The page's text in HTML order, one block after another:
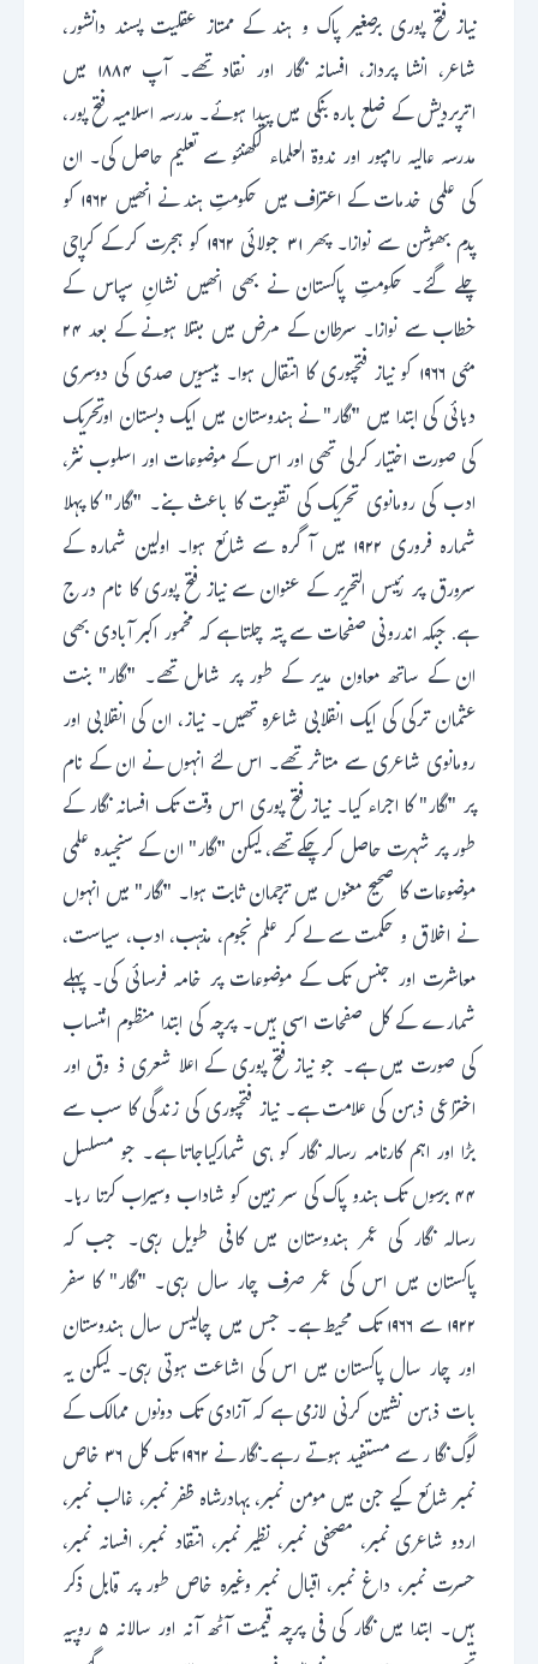
نیاز فتح پوری برصغیر پاک و ہند کے ممتاز عقلیت پسند دانشور،
شاعر، انشا پرداز، افسانہ نگار اور نقاد تھے۔ آپ ۱۸۸۴ میں
اترپردیش کے ضلع بارہ بنکی میں پیدا ہوئے۔ مدرسہ اسلامیہ فتح پور،
مدرسہ عالیہ رامپور اور ندوۃ العلماء لکھنئو سے تعلیم حاصل کی۔ ان
کی علمی خدمات کے اعتراف میں حکومتِ ہند نے انھیں ۱۹۶۲ کو
پدم بھوشن سے نوازا۔ پھر ۳۱ جولائی ۱۹۶۲ کو ہجرت کرکے کراچی
چلے گئے۔ حکومتِ پاکستان نے بھی انھیں نشانِ سپاس کے
خطاب سے نوازا۔ سرطان کے مرض میں مبتلا ہونے کے بعد ۲۴
مئی ۱۹۶۶ کو نیاز فتحپوری کا انتقال ہوا۔ بیسویں صدی کی دوسری
دہائی کی ابتدا میں "نگار" نے ہندوستان میں ایک دبستان اورتحریک
کی صورت اختیار کرلی تھی اور اس کے موضوعات اور اسلوب نثر،
ادب کی رومانوی تحریک کی تقویت کا باعث بنے۔ "نگار" کا پہلا
شمارہ فروری ۱۹۲۲ میں آگرہ سے شائع ہوا۔ اولین شمارہ کے
سرورق پر رئیس التحریر کے عنوان سے نیاز فتح پوری کا نام درج
ہے. جبکہ اندرونی صفحات سے پتہ چلتا ہے کہ مخمور اکبر آبادی بھی
ان کے ساتھ معاون مدیر کے طور پر شامل تھے۔ "نگار" بنت
عثمان ترکی کی ایک انقلابی شاعرہ تھیں۔ نیاز، ان کی انقلابی اور
رومانوی شاعری سے متاثر تھے۔ اس لئے انہوں نے ان کے نام
پر "نگار" کا اجراء کیا۔ نیاز فتح پوری اس وقت تک افسانہ نگار کے
طور پر شہرت حاصل کرچکے تھے، لیکن "نگار" ان کے سنجیدہ علمی
موضوعات کا صحیح معنوں میں ترجمان ثابت ہوا۔ "نگار" میں انہوں
نے اخلاق و حکمت سے لے کر علم نجوم، مذہب، ادب، سیاست،
معاشرت اور جنس تک کے موضوعات پر خامہ فرسائی کی۔ پہلے
شمارے کے کل صفحات اسی ہیں۔ پرچہ کی ابتدا منظوم انتساب
کی صورت میں ہے۔ جو نیاز فتح پوری کے اعلا شعری ذ وق اور
اختراعی ذہن کی علامت ہے۔ نیاز فتحپوری کی زندگی کا سب سے
بڑا اور اہم کارنامہ رسالہ نگار کو ہی شمارکیاجاتا ہے۔ جو مسلسل
۴۴ برسوں تک ہندو پاک کی سر زمین کو شاداب وسیراب کرتا رہا۔
رسالہ نگار کی عمر ہندوستان میں کافی طویل رہی۔ جب کہ
پاکستان میں اس کی عمر صرف چار سال رہی۔ "نگار" کا سفر
۱۹۲۲ سے ۱۹۶۶ تک محیط ہے۔ جس میں چالیس سال ہندوستان
اور چار سال پاکستان میں اس کی اشاعت ہوتی رہی۔ لیکن یہ
بات ذہن نشین کرنی لازمی ہے کہ آزادی تک دونوں ممالک کے
لوگ نگا ر سے مستفید ہوتے رہے۔نگار نے ۱۹۶۲ تک کل ۳۶ خاص
نمبر شائع کیے جن میں مومن نمبر، بہادرشاہ ظفر نمبر، غالب نمبر،
اردو شاعری نمبر، مصحفی نمبر، نظیر نمبر، انتقاد نمبر، افسانہ نمبر،
حسرت نمبر، داغ نمبر، اقبال نمبر وغیرہ خاص طور پر قابل ذکر
ہیں۔ ابتدا میں نگار کی فی پرچہ قیمت آٹھ آنہ اور سالانہ ۵ روپیہ